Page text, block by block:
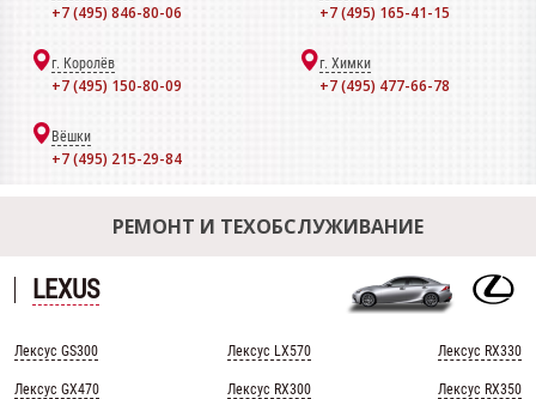
+7 (495) 846-80-06 +7 (495) 165-41-15
г. Королёв
+7 (495) 150-80-09
г. Химки
+7 (495) 477-66-78
Вёшки
+7 (495) 215-29-84
РЕМОНТ И ТЕХОБСЛУЖИВАНИЕ
LEXUS
Лексус GS300
Лексус GX470
Лексус LX570
Лексус RX300
Лексус RX330
Лексус RX350